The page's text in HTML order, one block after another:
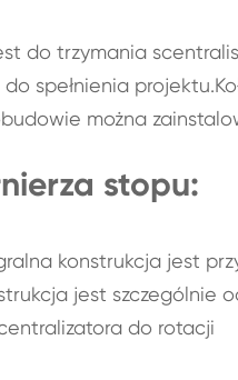
do trzymania
spełnienia
można
stopu:
konstrukcja jest
jest szczególnie
do rotacji